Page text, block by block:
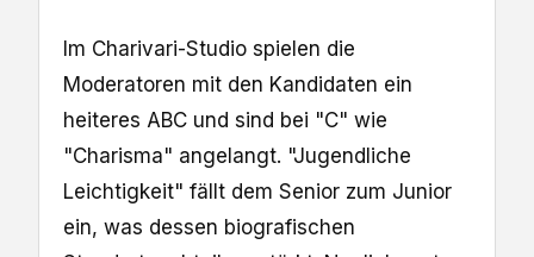
Im Charivari-Studio spielen die
Moderatoren mit den Kandidaten ein
heiteres ABC und sind bei "C" wie
"Charisma" angelangt. "Jugendliche
Leichtigkeit" fällt dem Senior zum Junior
ein, was dessen biografischen